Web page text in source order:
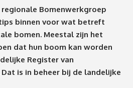
Bomenwerkgroep
binnen voor wat betreft
bomen. Meestal zijn het
dat hun boom kan worden
Register van
is in beheer bij de landelijke